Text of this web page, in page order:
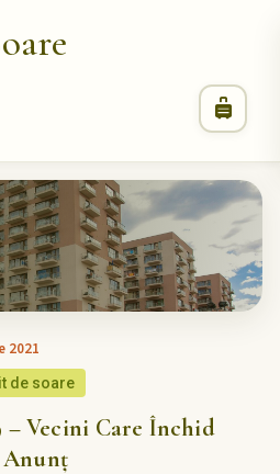
2021
de soare
– Vecini Care Închid
Anunț